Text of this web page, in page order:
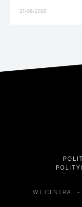
21/06/2026
WT CENTRAL -